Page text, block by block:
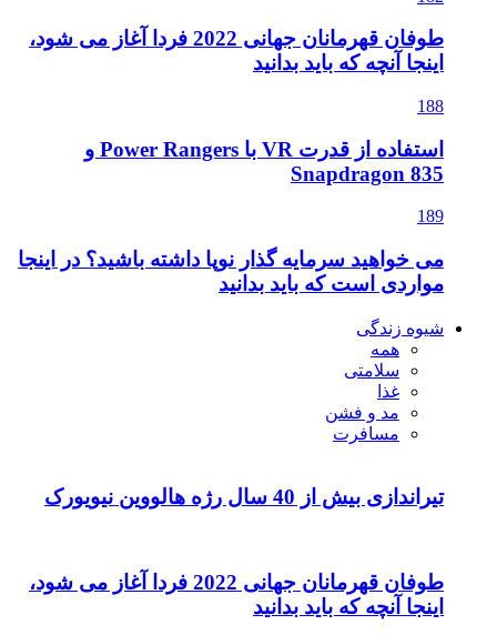
طوفان قهرمانان جهانی 2022 فردا آغاز می شود،
اینجا آنچه که باید بدانید
188
استفاده از قدرت VR با Power Rangers و
Snapdragon 835
189
می خواهید سرمایه گذار نوپا داشته باشید؟ در اینجا
مواردی است که باید بدانید
شیوه زندگی
همه
سلامتی
غذا
مد و فشن
مسافرت
تیراندازی بیش از 40 سال رژه هالووین نیویورک
طوفان قهرمانان جهانی 2022 فردا آغاز می شود،
اینجا آنچه که باید بدانید